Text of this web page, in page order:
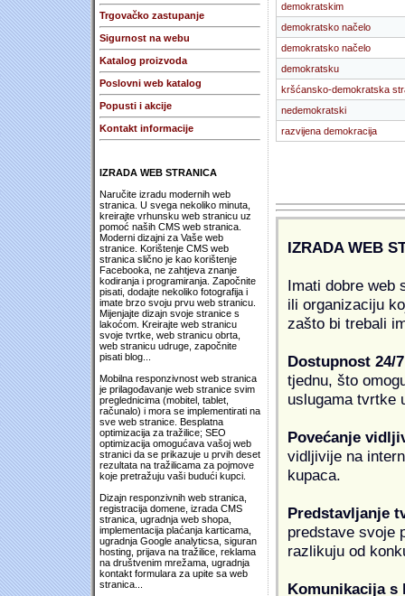
Trgovačko zastupanje
Sigurnost na webu
Katalog proizvoda
Poslovni web katalog
Popusti i akcije
Kontakt informacije
IZRADA WEB STRANICA
Naručite izradu modernih web
stranica. U svega nekoliko minuta,
kreirajte vrhunsku web stranicu uz
pomoć naših CMS web stranica.
Moderni dizajni za Vaše web
stranice. Korištenje CMS web
stranica slično je kao korištenje
Facebooka, ne zahtjeva znanje
kodiranja i programiranja. Započnite
pisati, dodajte nekoliko fotografija i
imate brzo svoju prvu web stranicu.
Mijenjajte dizajn svoje stranice s
lakoćom. Kreirajte web stranicu
svoje tvrtke, web stranicu obrta,
web stranicu udruge, započnite
pisati blog...
Mobilna responzivnost web stranica
je prilagođavanje web stranice svim
preglednicima (mobitel, tablet,
računalo) i mora se implementirati na
sve web stranice. Besplatna
optimizacija za tražilice; SEO
optimizacija omogućava vašoj web
stranici da se prikazuje u prvih deset
rezultata na tražilicama za pojmove
koje pretražuju vaši budući kupci.
Dizajn responzivnih web stranica,
registracija domene, izrada CMS
stranica, ugradnja web shopa,
implementacija plaćanja karticama,
ugradnja Google analyticsa, siguran
hosting, prijava na tražilice, reklama
na društvenim mrežama, ugradnja
kontakt formulara za upite sa web
stranica...
demokratskim
demokratsko načelo
demokratsko načelo
demokratsku
kršćansko-demokratska
nedemokratski
razvijena demokracija
IZRADA WEB
Imati dobre web
ili organizaciju
zašto bi trebali
Dostupnost 24/7
tjednu, što
uslugama tvrtke
Povećanje
vidljivije na
kupaca.
Predstavljanje
predstave svoje
razlikuju od
Komunikacija s